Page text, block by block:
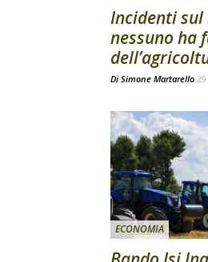
Incidenti
nessuno ha
Di Simone Martarello
ECONOMIA